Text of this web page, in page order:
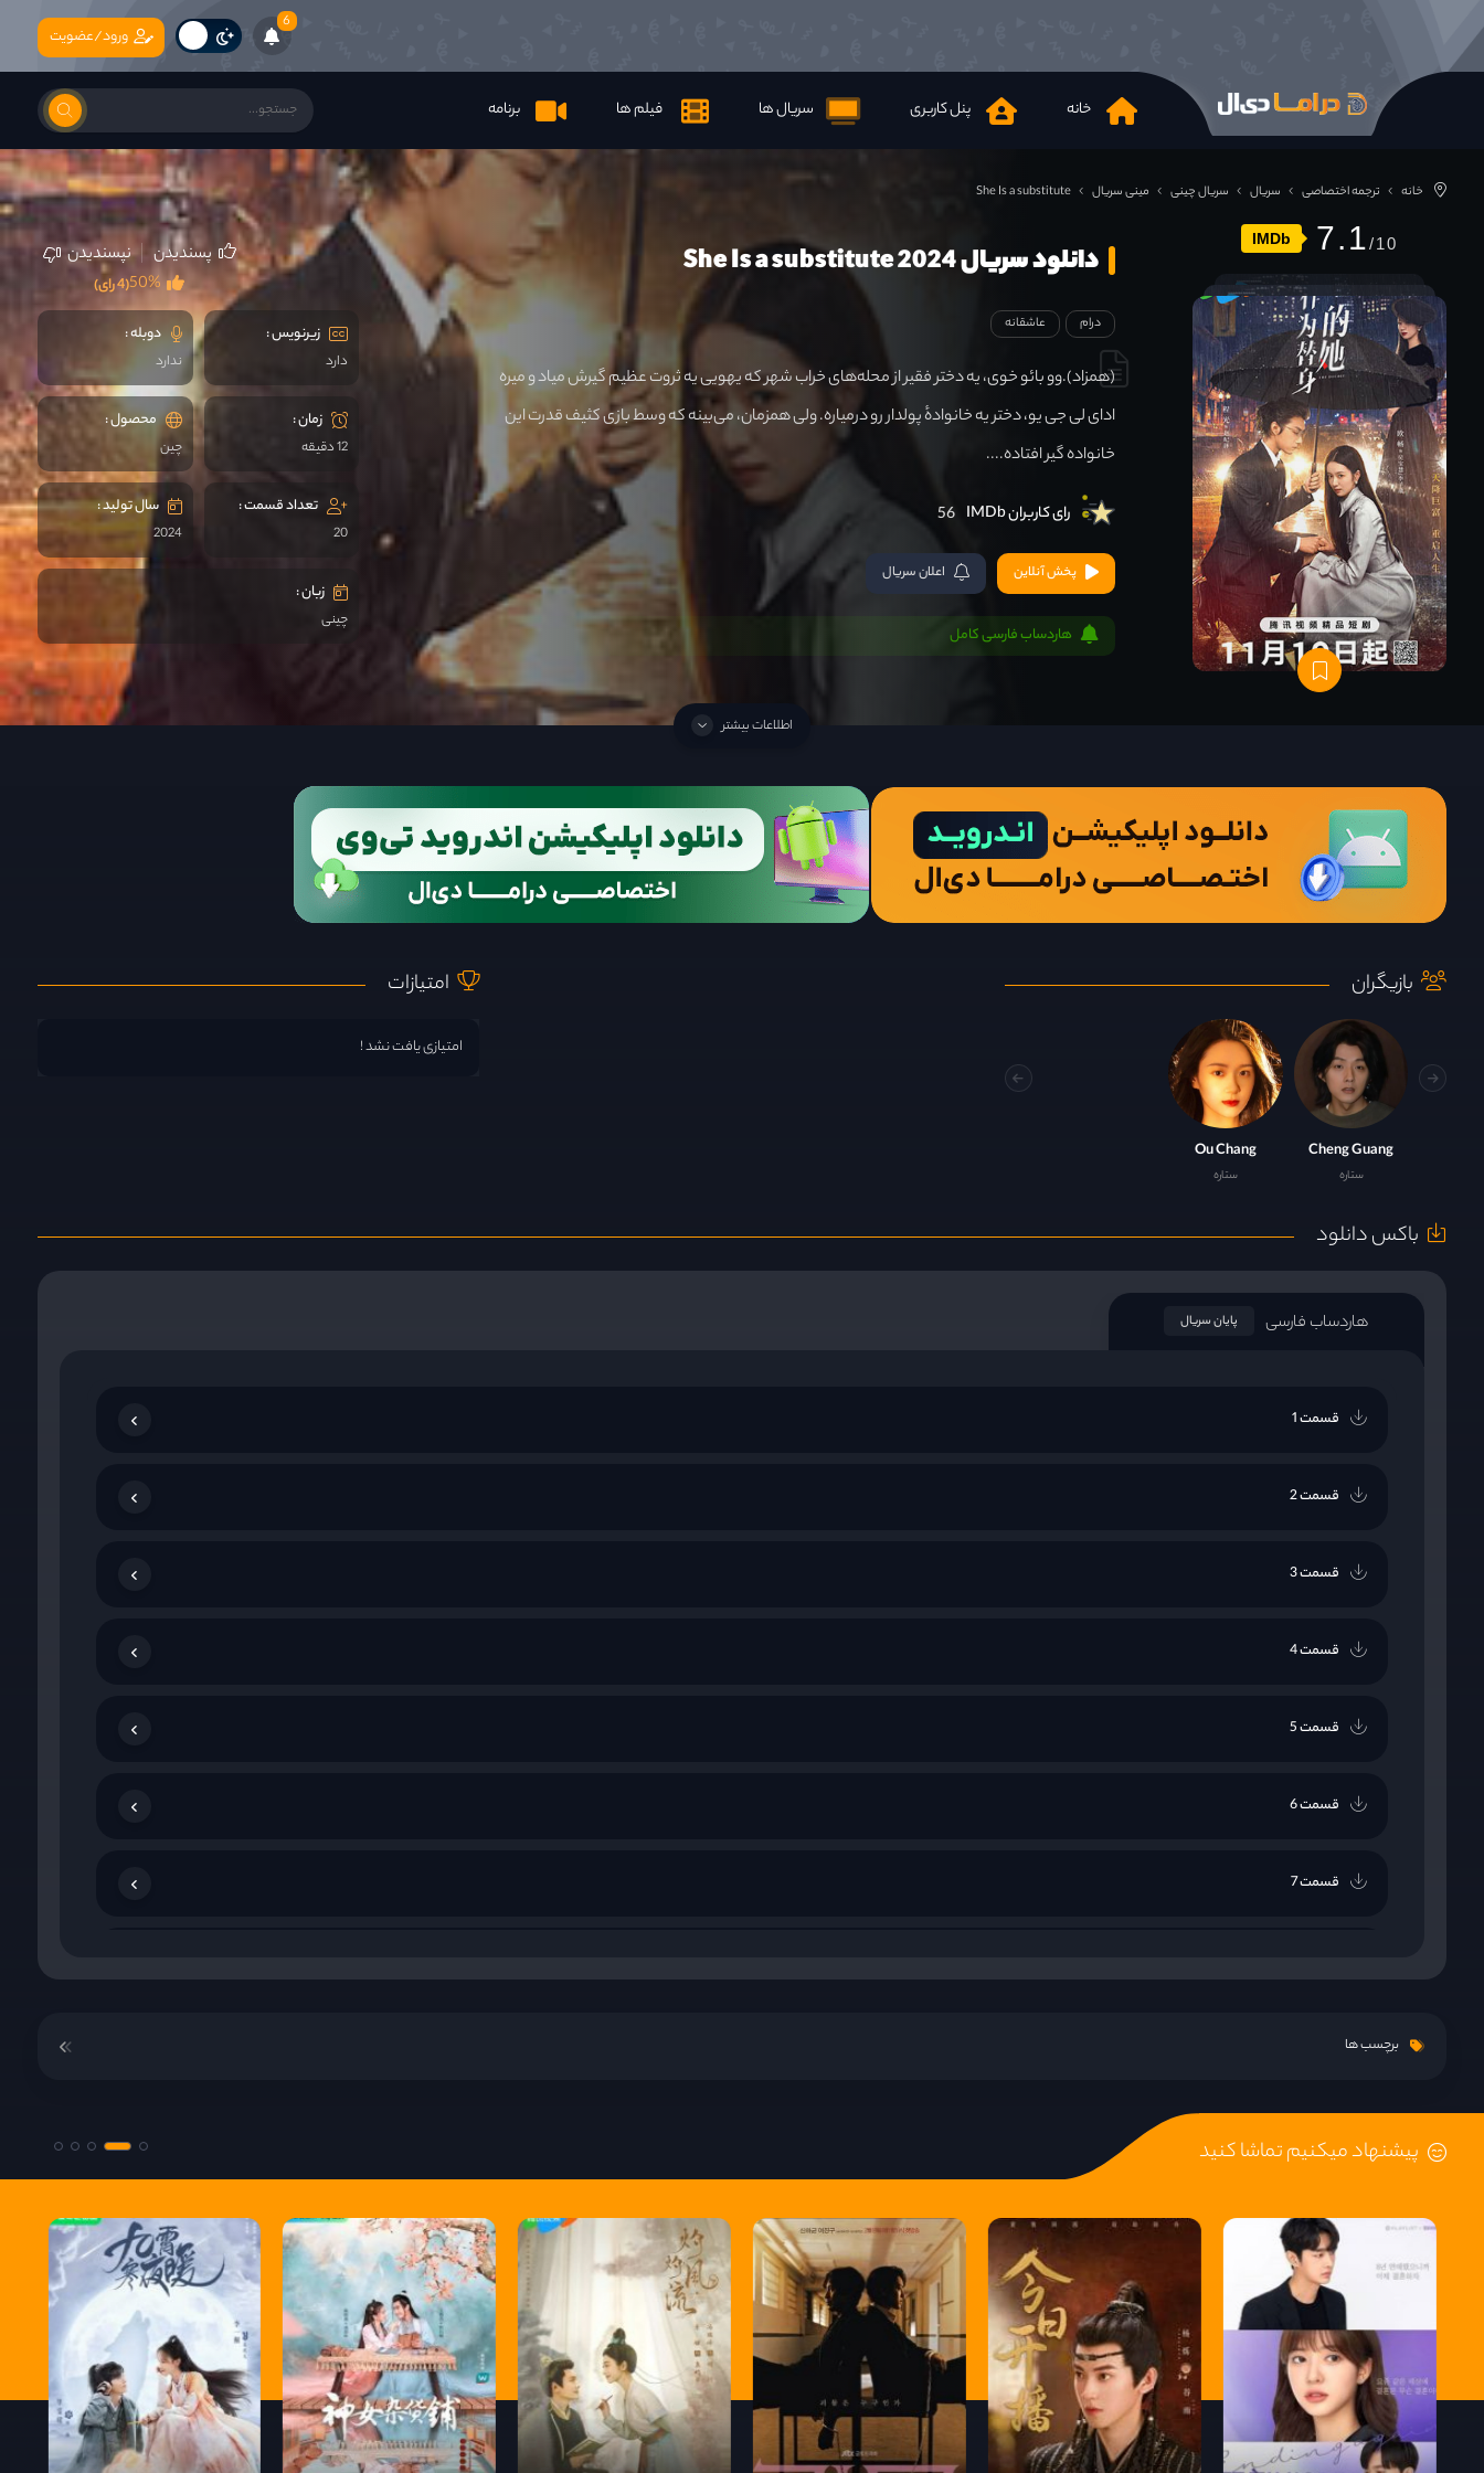
6
خانه پنل کاربری سریال ها فیلم ها برنامه
ورود/عضویت
خانه ترجمه اختصاصی سریال سریال چینی مینی سریال She Is a substitute
IMDb 7.1
دانلود سریال She Is a substitute 2024 پسندیدن نپسندیدن
(4 رای)50%
درام عاشقانه
(همزاد).وو بائو خوی، یه دختر فقیر از محله‌های خراب شهر که یهویی یه ثروت عظیم گیرش میاد و میره
ادای لی جی یو، دختر یه خانوادهٔ پولدار رو درمیاره. ولی همزمان، می‌بینه که وسط بازی کثیف قدرت این
خانواده گیر افتاده‌....
رای کاربران IMDb 56
پخش آنلاین اعلان سریال
هاردساب فارسی کامل
زیرنویس :
دارد
دوبله :
ندارد
زمان :
12 دقیقه
محصول :
چين
تعداد قسمت :
20
سال تولید :
2024
زبان :
چینی
اطلاعات بیشتر
بازیگران
Cheng Guang
ستاره
Ou Chang
ستاره
امتیازات
امتیازی یافت نشد !
باکس دانلود
هاردساب فارسی پایان سریال
قسمت 1
قسمت 2
قسمت 3
قسمت 4
قسمت 5
قسمت 6
قسمت 7
قسمت 10
قسمت 12
قسمت 13
قسمت 14
برچسب ها
پیشنهاد میکنیم تماشا کنید